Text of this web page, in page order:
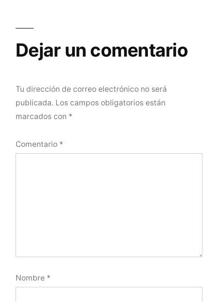
Dejar un comentario
Tu dirección de correo electrónico no será
publicada. Los campos obligatorios están
marcados con *
Comentario *
Nombre *